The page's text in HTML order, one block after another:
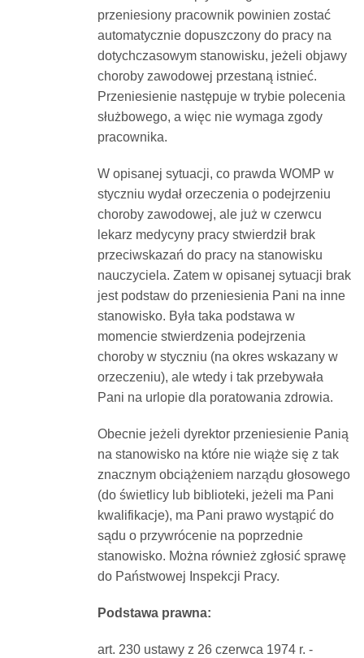
przeniesiony pracownik powinien zostać
automatycznie dopuszczony do pracy na
dotychczasowym stanowisku, jeżeli objawy
choroby zawodowej przestaną istnieć.
Przeniesienie następuje w trybie polecenia
służbowego, a więc nie wymaga zgody
pracownika.
W opisanej sytuacji, co prawda WOMP w
styczniu wydał orzeczenia o podejrzeniu
choroby zawodowej, ale już w czerwcu
lekarz medycyny pracy stwierdził brak
przeciwskazań do pracy na stanowisku
nauczyciela. Zatem w opisanej sytuacji brak
jest podstaw do przeniesienia Pani na inne
stanowisko. Była taka podstawa w
momencie stwierdzenia podejrzenia
choroby w styczniu (na okres wskazany w
orzeczeniu), ale wtedy i tak przebywała
Pani na urlopie dla poratowania zdrowia.
Obecnie jeżeli dyrektor przeniesienie Panią
na stanowisko na które nie wiąże się z tak
znacznym obciążeniem narządu głosowego
(do świetlicy lub biblioteki, jeżeli ma Pani
kwalifikacje), ma Pani prawo wystąpić do
sądu o przywrócenie na poprzednie
stanowisko. Można również zgłosić sprawę
do Państwowej Inspekcji Pracy.
Podstawa prawna:
art. 230 ustawy z 26 czerwca 1974 r. -